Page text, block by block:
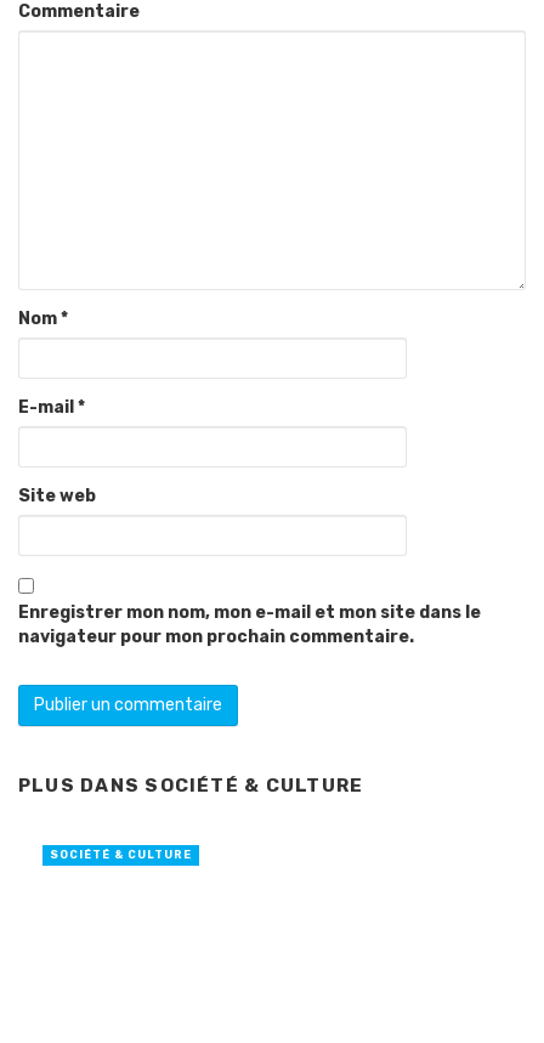
Commentaire
Nom*
E-mail *
Site web
Enregistrer mon nom, mon e-mail et mon site dans le
navigateur pour mon prochain commentaire.
PLUS DANS SOCIÉTÉ & CULTURE
SOCIÉTÉ & CULTURE